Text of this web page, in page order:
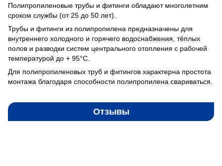
Полипропиленовые трубы и фитинги обладают многолетним
сроком службы (от 25 до 50 лет).
Трубы и фитинги из полипропилена предназначены для
внутреннего холодного и горячего водоснабжения, тёплых
полов и разводки систем центрального отопления с рабочей
температурой до + 95°С.
Для полипропиленовых труб и фитингов характерна простота
монтажа благодаря способности полипропилена свариваться.
Отзывы